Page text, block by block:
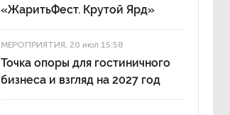
«ЖаритьФест. Крутой Ярд»
МЕРОПРИЯТИЯ, 20 июл 15:58
Точка опоры для гостиничного
бизнеса и взгляд на 2027 год